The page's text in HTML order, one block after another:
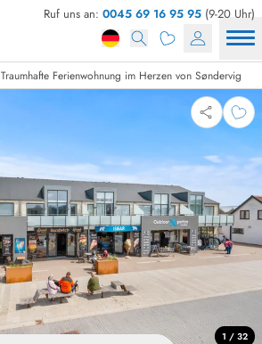
Ruf uns an: 0045 69 16 95 95 (9-20 Uhr)
Traumhafte Ferienwohnung im Herzen von Søndervig
1 / 32